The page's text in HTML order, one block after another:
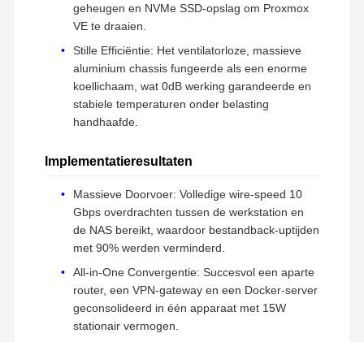
geheugen en NVMe SSD-opslag om Proxmox
VE te draaien.
Stille Efficiëntie: Het ventilatorloze, massieve
aluminium chassis fungeerde als een enorme
koellichaam, wat 0dB werking garandeerde en
stabiele temperaturen onder belasting
handhaafde.
Implementatieresultaten
Massieve Doorvoer: Volledige wire-speed 10
Gbps overdrachten tussen de werkstation en
de NAS bereikt, waardoor bestandback-uptijden
met 90% werden verminderd.
All-in-One Convergentie: Succesvol een aparte
router, een VPN-gateway en een Docker-server
geconsolideerd in één apparaat met 15W
stationair vermogen.